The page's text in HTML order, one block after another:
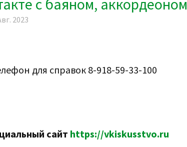
с баяном, аккордеоном
2023
для справок 8-918-59-33-100
сайт https://vkiskusstvo.ru